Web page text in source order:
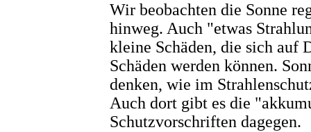
Wir beobachten die Sonne
hinweg. Auch "etwas
kleine Schäden, die sich auf
Schäden werden können.
denken, wie im
Auch dort gibt es die
Schutzvorschriften dagegen.